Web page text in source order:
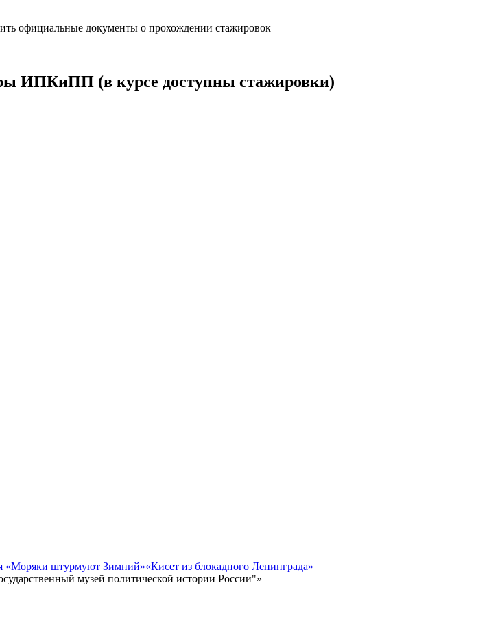
официальные документы о прохождении стажировок
ИПКиПП (в курсе доступны стажировки)
«Моряки штурмуют Зимний»«Кисет из блокадного Ленинграда»
музей политической истории России"»